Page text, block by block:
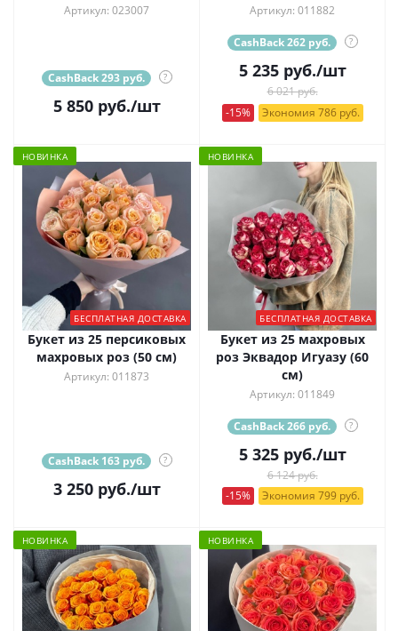
Артикул: 023007
CashBack 293 руб. ?
5 850руб./шт
Артикул: 011882
CashBack 262 руб. ?
5 235руб./шт
6 021 руб.
-15%
Экономия 786 руб.
НОВИНКА
БЕСПЛАТНАЯ ДОСТАВКА
Букет из 25 персиковых
махровых роз (50 см)
Артикул: 011873
CashBack 163 руб. ?
3 250руб./шт
НОВИНКА
БЕСПЛАТНАЯ ДОСТАВКА
Букет из 25 махровых
роз Эквадор Игуазу (60
см)
Артикул: 011849
CashBack 266 руб. ?
5 325руб./шт
6 124 руб.
-15%
Экономия 799 руб.
НОВИНКА НОВИНКА